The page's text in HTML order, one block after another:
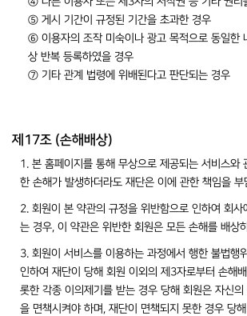
⑤ 게시 기간이 규정된 기간을 초과한 경우
⑥ 이용자의 조작 미숙이나 광고 목적으로 동일한
상 반복 등록하였을 경우
⑦ 기타 관계 법령에 위배된다고 판단되는 경우
제17조 (손해배상)
1. 본 홈페이지를 통해 무상으로 제공되는 서비스와
한 손해가 발생하더라도 재단은 이에 관한 책임을 부
2. 회원이 본 약관의 규정을 위반함으로 인하여 회사
는 경우, 이 약관은 위반한 회원은 모든 손해를 배상
3. 회원이 서비스를 이용하는 과정에서 행한 불법행
인하여 재단이 당해 회원 이외의 제3자로부터 손해
롯한 각종 이의제기를 받는 경우 당해 회원은 자신
을 면책시켜야 하며, 재단이 면책되지 못한 경우 당